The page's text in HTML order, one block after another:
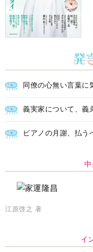
同僚の心無い言葉に
義実家について、義
ピアノの月謝、払う
中
江原啓之 著
イ